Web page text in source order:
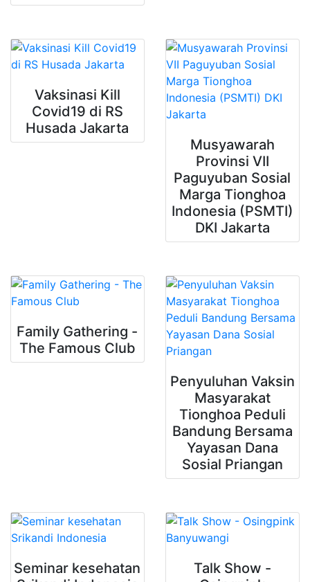
Vaksinasi Kill
Covid19 di RS
Husada Jakarta
Musyawarah
Provinsi VII
Paguyuban Sosial
Marga Tionghoa
Indonesia (PSMTI)
DKI Jakarta
Family Gathering -
The Famous Club
Penyuluhan Vaksin
Masyarakat
Tionghoa Peduli
Bandung Bersama
Yayasan Dana
Sosial Priangan
Seminar kesehatan
Talk Show -